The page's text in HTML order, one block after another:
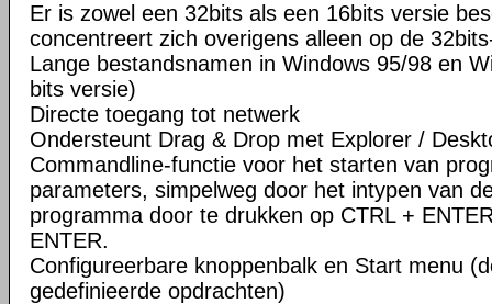
Er is zowel een 32bits als een 16bits versie
concentreert zich overigens alleen op de
Lange bestandsnamen in Windows 95/98 en
bits versie)
Directe toegang tot netwerk
Ondersteunt Drag & Drop met Explorer /
Commandline-functie voor het starten van
parameters, simpelweg door het intypen van
programma door te drukken op CTRL +
ENTER.
Configureerbare knoppenbalk en Start menu
gedefinieerde opdrachten)